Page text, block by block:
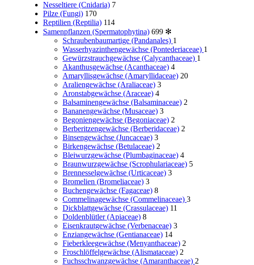
Nesseltiere (Cnidaria) 7
Pilze (Fungi) 170
Reptilien (Reptilia) 114
Samenpflanzen (Spermatophytina) 699 ✻
Schraubenbaumartige (Pandanales) 1
Wasserhyazinthengewächse (Pontederiaceae) 1
Gewürzstrauchgewächse (Calycanthaceae) 1
Akanthusgewächse (Acanthaceae) 4
Amaryllisgewächse (Amaryllidaceae) 20
Araliengewächse (Araliaceae) 3
Aronstabgewächse (Araceae) 4
Balsaminengewächse (Balsaminaceae) 2
Bananengewächse (Musaceae) 3
Begoniengewächse (Begoniaceae) 2
Berberitzengewächse (Berberidaceae) 2
Binsengewächse (Juncaceae) 3
Birkengewächse (Betulaceae) 2
Bleiwurzgewächse (Plumbaginaceae) 4
Braunwurzgewächse (Scrophulariaceae) 5
Brennesselgewächse (Urticaceae) 3
Bromelien (Bromeliaceae) 3
Buchengewächse (Fagaceae) 8
Commelinagewächse (Commelinaceae) 3
Dickblattgewächse (Crassulaceae) 11
Doldenblütler (Apiaceae) 8
Eisenkrautgewächse (Verbenaceae) 3
Enziangewächse (Gentianaceae) 14
Fieberkleegewächse (Menyanthaceae) 2
Froschlöffelgewächse (Alismataceae) 2
Fuchsschwanzgewächse (Amaranthaceae) 2